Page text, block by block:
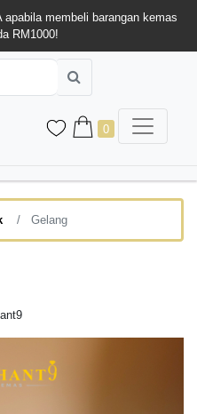
membeli barangan kemas
RM1000!
0
Gelang